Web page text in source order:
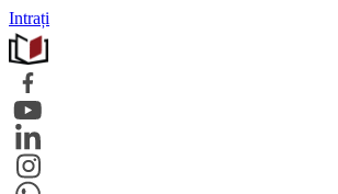
Intrați